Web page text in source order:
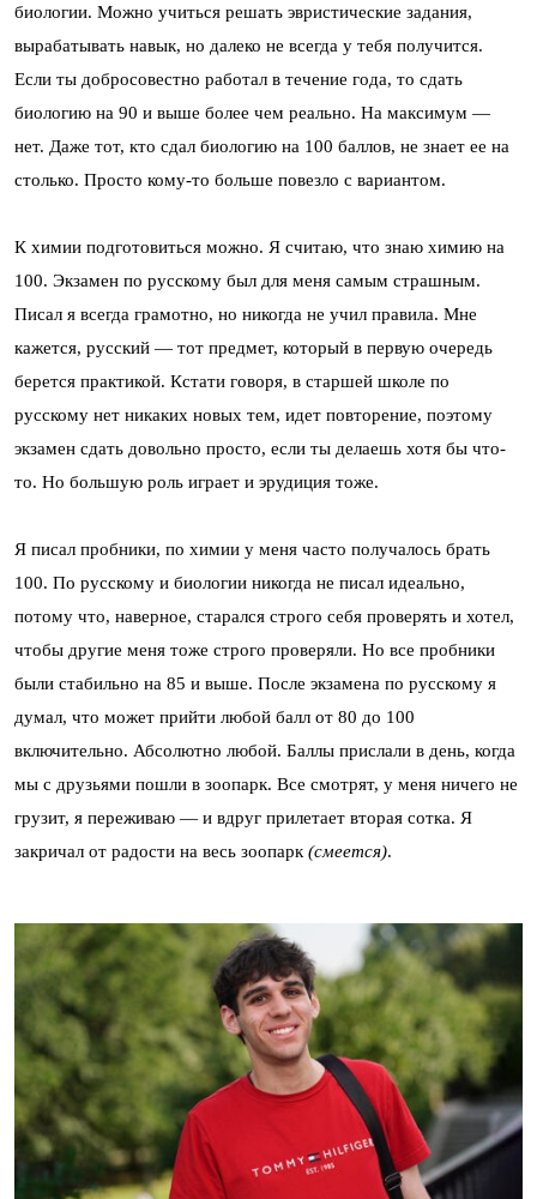
биологии. Можно учиться решать эвристические задания,
вырабатывать навык, но далеко не всегда у тебя получится.
Если ты добросовестно работал в течение года, то сдать
биологию на 90 и выше более чем реально. На максимум —
нет. Даже тот, кто сдал биологию на 100 баллов, не знает ее на
столько. Просто кому-то больше повезло с вариантом.
К химии подготовиться можно. Я считаю, что знаю химию на
100. Экзамен по русскому был для меня самым страшным.
Писал я всегда грамотно, но никогда не учил правила. Мне
кажется, русский — тот предмет, который в первую очередь
берется практикой. Кстати говоря, в старшей школе по
русскому нет никаких новых тем, идет повторение, поэтому
экзамен сдать довольно просто, если ты делаешь хотя бы что-
то. Но большую роль играет и эрудиция тоже.
Я писал пробники, по химии у меня часто получалось брать
100. По русскому и биологии никогда не писал идеально,
потому что, наверное, старался строго себя проверять и хотел,
чтобы другие меня тоже строго проверяли. Но все пробники
были стабильно на 85 и выше. После экзамена по русскому я
думал, что может прийти любой балл от 80 до 100
включительно. Абсолютно любой. Баллы прислали в день, когда
мы с друзьями пошли в зоопарк. Все смотрят, у меня ничего не
грузит, я переживаю — и вдруг прилетает вторая сотка. Я
закричал от радости на весь зоопарк(смеется).